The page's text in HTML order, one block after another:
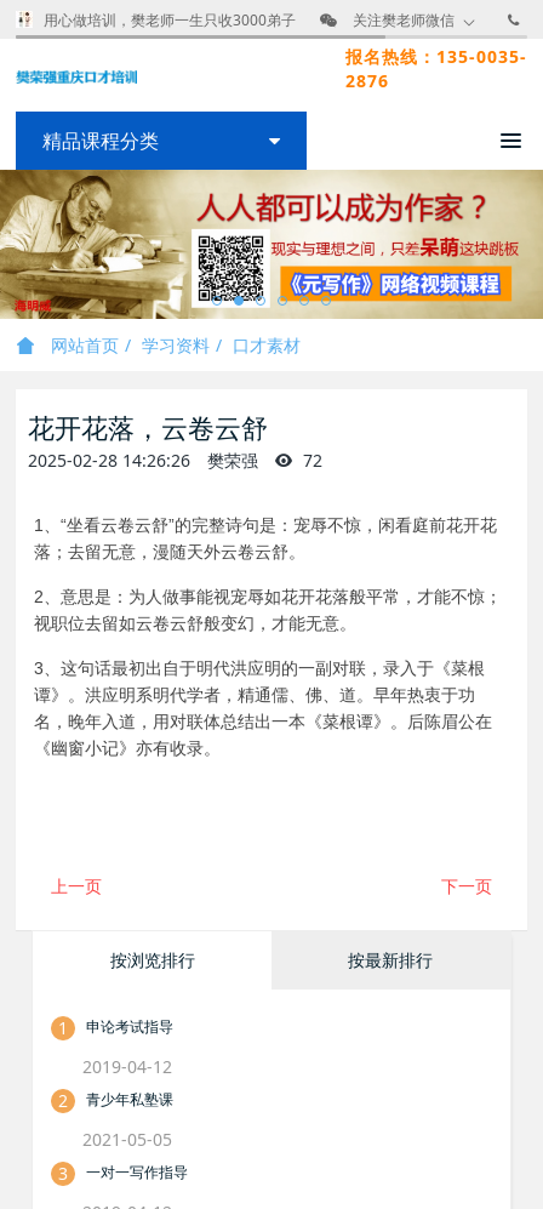
用心做培训，樊老师一生只收3000弟子 关注樊老师微信
报名热线：135-0035-
2876
精品课程分类
网站首页 学习资料 口才素材
花开花落，云卷云舒
2025-02-28 14:26:26 樊荣强 72
1、“坐看云卷云舒”的完整诗句是：宠辱不惊，闲看庭前花开花
落；去留无意，漫随天外云卷云舒。
2、意思是：为人做事能视宠辱如花开花落般平常，才能不惊；
视职位去留如云卷云舒般变幻，才能无意。
3、这句话最初出自于明代洪应明的一副对联，录入于《菜根
谭》。洪应明系明代学者，精通儒、佛、道。早年热衷于功
名，晚年入道，用对联体总结出一本《菜根谭》。后陈眉公在
《幽窗小记》亦有收录。
上一页 下一页
按浏览排行 按最新排行
1 申论考试指导
2019-04-12
2
青少年私塾课
2021-05-05
3
一对一写作指导